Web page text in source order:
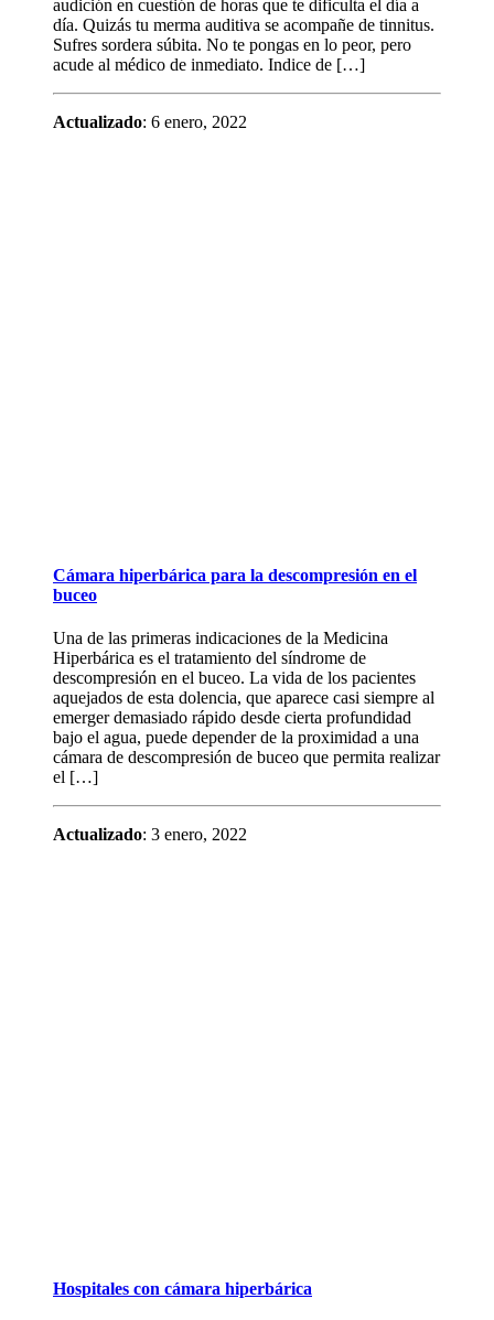
audición en cuestión de horas que te dificulta el día a
día. Quizás tu merma auditiva se acompañe de tinnitus.
Sufres sordera súbita. No te pongas en lo peor, pero
acude al médico de inmediato. Indice de […]
Actualizado: 6 enero, 2022
Cámara hiperbárica para la descompresión en el
buceo
Una de las primeras indicaciones de la Medicina
Hiperbárica es el tratamiento del síndrome de
descompresión en el buceo. La vida de los pacientes
aquejados de esta dolencia, que aparece casi siempre al
emerger demasiado rápido desde cierta profundidad
bajo el agua, puede depender de la proximidad a una
cámara de descompresión de buceo que permita realizar
el […]
Actualizado: 3 enero, 2022
Hospitales con cámara hiperbárica